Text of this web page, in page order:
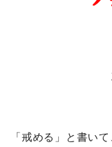
「戒める」と書い